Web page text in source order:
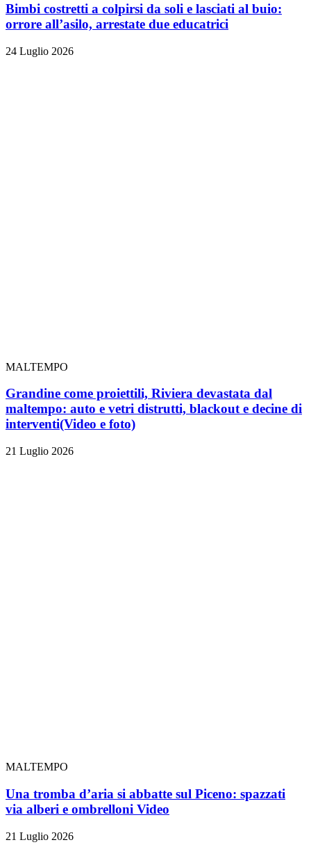
Bimbi costretti a colpirsi da soli e lasciati al buio:
orrore all’asilo, arrestate due educatrici
24 Luglio 2026
MALTEMPO
Grandine come proiettili, Riviera devastata dal
maltempo: auto e vetri distrutti, blackout e decine di
interventi(Video e foto)
21 Luglio 2026
MALTEMPO
Una tromba d’aria si abbatte sul Piceno: spazzati
via alberi e ombrelloni Video
21 Luglio 2026